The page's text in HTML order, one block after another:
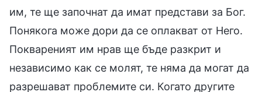
им, те ще започнат да имат представи за Бог.
Понякога може дори да се оплакват от Него.
Поквареният им нрав ще бъде разкрит и
независимо как се молят, те няма да могат да
разрешават проблемите си. Когато другите